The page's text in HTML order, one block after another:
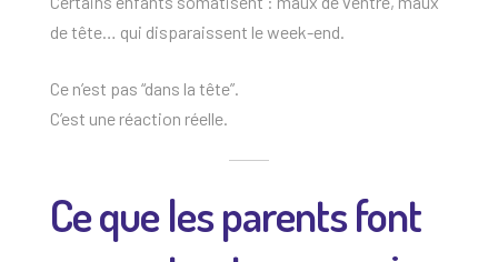
de tête… qui disparaissent le week-end.
Ce n’est pas “dans la tête”.
C’est une réaction réelle.
Ce que les parents font